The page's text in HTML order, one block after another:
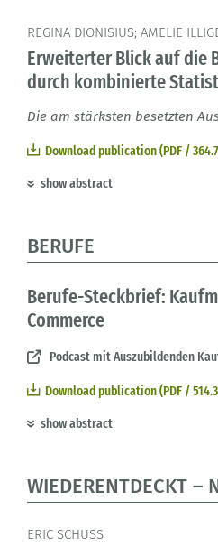
REGINA DIONISIUS; AMELIE
Erweiterter Blick auf die
durch kombinierte
Die am stärksten besetzten
Download publication (PDF /
show abstract
BERUFE
Berufe-Steckbrief:
Commerce
Podcast mit Auszubildenden
Download publication (PDF /
show abstract
WIEDERENTDECKT –
ERIC SCHUSS